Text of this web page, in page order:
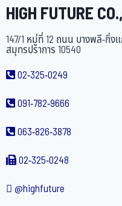
HIGH FUTURE
147/1 หมู่ที่ 12 ถนน บางพลี-กิ่
สมุทรปราการ 10540
02-325-0249
091-782-9666
063-826-3878
02-325-0248
@highfuture